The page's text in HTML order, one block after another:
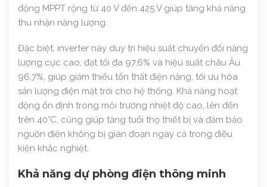
động MPPT rộng từ 40 V đến 425 V giúp tăng khả năng
thu nhận năng lượng.
Đặc biệt, inverter này duy trì hiệu suất chuyển đổi năng
lượng cực cao, đạt tối đa 97,6% và hiệu suất châu Âu
96,7%, giúp giảm thiểu tổn thất điện năng, tối ưu hóa
sản lượng điện mặt trời cho hệ thống. Khả năng hoạt
động ổn định trong môi trường nhiệt độ cao, lên đến
trên 40°C, cũng giúp tăng tuổi thọ thiết bị và đảm bảo
nguồn điện không bị gián đoạn ngay cả trong điều
kiện khắc nghiệt.
Khả năng dự phòng điện thông minh